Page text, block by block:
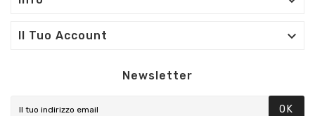
Il Tuo Account 
Newsletter
OK